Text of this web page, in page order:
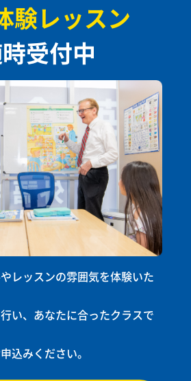
験レッスン
受付中
レッスンの雰囲気を体験いた
い、あなたに合ったクラスで
込みください。